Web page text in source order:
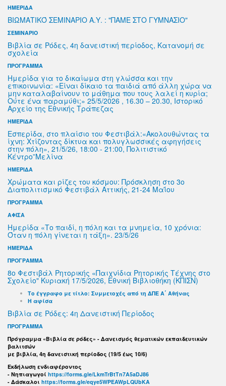
ΗΜΕΡΙΔΑ
ΒΙΩΜΑΤΙΚΌ ΣΕΜΙΝΑΡΙΟ Α.Υ. : "ΠΑΜΕ ΣΤΟ ΓΥΜΝΑΣΙΟ"
ΣΕΜΙΝΑΡΙΟ
Βιβλία σε Ρόδες, 4η δανειστική περίοδος, Κατανομή σε
σχολεία
ΠΡΟΓΡΑΜΜΑ
Ημερίδα για το δικαίωμα στη γλώσσα και την
επικοινωνία: «Είναι δίκαιο τα παιδιά από άλλη χώρα να
μην καταλαβαίνουν το μάθημα που τους λαλεί η κυρία;
Ούτε ένα παραμύθι;» 25/5/2026 , 16.30 – 20.30, Ιστορικό
Αρχείο της Εθνικής Τράπεζας
ΗΜΕΡΙΔΑ
Εσπερίδα, στο πλαίσιο του Φεστιβάλ:«Ακολουθώντας τα
ίχνη: Χτίζοντας δίκτυα και πολυγλωσσικές αφηγήσεις
στην πόλη», 21/5/26, 18:00 - 21:00, Πολιτιστικό
Κέντρο”Μελίνα
ΗΜΕΡΙΔΑ
Χρώματα και ρίζες του κόσμου: Πρόσκληση στο 3ο
Διαπολιτισμικό Φεστιβάλ Αττικής, 21-24 Μαΐου
ΠΡΟΓΡΑΜΜΑ
ΑΦΙΣΑ
Ημερίδα «Το παιδί, η πόλη και τα μνημεία, 10 χρόνια:
Όταν η πόλη γίνεται η τάξη». 23/5/26
ΗΜΕΡΙΔΑ
ΠΡΟΓΡΑΜΜΑ
8ο Φεστιβάλ Ρητορικής «Παιχνίδια Ρητορικής Τέχνης στο
Σχολείο" Κυριακή 17/5/2026, Εθνική Βιβλιοθήκη (ΚΠΙΣΝ)
Το έγγραφο με τίτλο: Συμμετοχές από τη ΔΠΕ Α΄ Αθήνας
Η αφίσα
Βιβλία σε Ρόδες: 4η Δανειστική Περίοδος
ΠΡΟΓΡΑΜΜΑ
Πρόγραμμα «Βιβλία σε ρόδες» - Δανεισμός θεματικών εκπαιδευτικών
βαλιτσών
με βιβλία, 4η δανειστική περίοδος (19/5 έως 10/6)
Εκδήλωση ενδιαφέροντος
- Νηπιαγωγοί https://forms.gle/LkmTrBtTn7A5aDJ86
- Δάσκαλοι https://forms.gle/eqye5WPEAWpLQUbKA